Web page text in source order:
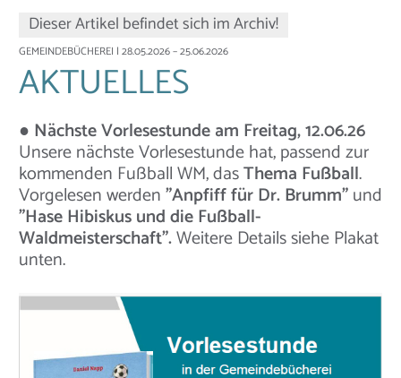
Dieser Artikel befindet sich im Archiv!
GEMEINDEBÜCHEREI | 28.05.2026 – 25.06.2026
AKTUELLES
● Nächste Vorlesestunde am Freitag, 12.06.26
Unsere nächste Vorlesestunde hat, passend zur
kommenden Fußball WM, dasThema Fußball.
Vorgelesen werden"Anpfiff für Dr. Brumm"und
"Hase Hibiskus und die Fußball-
Waldmeisterschaft".Weitere Details siehe Plakat
unten.